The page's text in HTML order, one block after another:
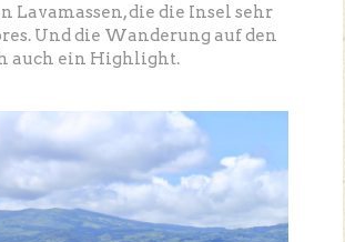
Lavamassen, die die Insel sehr
Und die Wanderung auf den
auch ein Highlight.